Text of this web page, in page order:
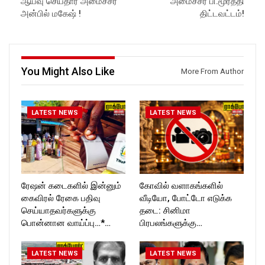
https://www.facebook.com/R
ockforttimes
Follow us on:
https://twitter.com/ROCKFOR
T_TIMESC
ckforttimes/
அன்பில் மகேஷ் !
திட்டவட்டம்!
You Might Also Like More From Author
LATEST NEWS
ரேஷன் கடைகளில் இன்னும்
கைவிரல் ரேகை பதிவு
செய்யாதவர்களுக்கு
பொன்னான வாய்ப்பு…*…
LATEST NEWS
கோவில் வளாகங்களில்
வீடியோ, போட்டோ எடுக்க
தடை: சினிமா
பிரபலங்களுக்கு…
LATEST NEWS LATEST NEWS